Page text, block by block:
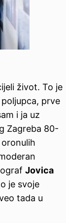
život. To je
prve
i ja uz
Zagreba 80-
Jovica
je svoje
tada u